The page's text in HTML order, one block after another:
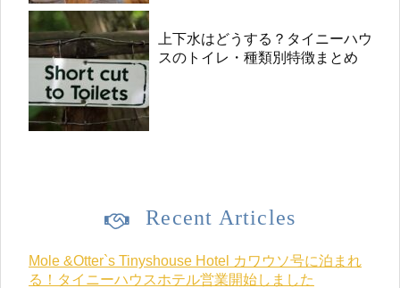
上下水はどうする？タイニーハウ
スのトイレ・種類別特徴まとめ
Recent Articles
Mole &Otter`s Tinyshouse Hotel カワウソ号に泊まれ
る！タイニーハウスホテル営業開始しました